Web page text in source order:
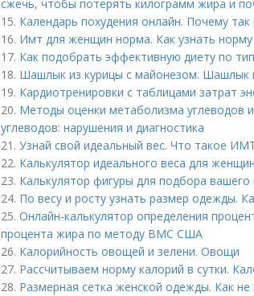
сжечь, чтобы потерять килограмм жира и
15. Календарь похудения онлайн. Почему
16. Имт для женщин норма. Как узнать норму
17. Как подобрать эффективную диету по
18. Шашлык из курицы с майонезом. Шашлык
19. Кардиотренировки с таблицами затрат
20. Методы оценки метаболизма углеводов
углеводов: нарушения и диагностика
21. Узнай свой идеальный вес. Что такое
22. Калькулятор идеального веса для
23. Калькулятор фигуры для подбора
24. По весу и росту узнать размер одежды.
25. Онлайн-калькулятор определения
процента жира по методу ВМС США
26. Калорийность овощей и зелени. Овощи
27. Рассчитываем норму калорий в сутки.
28. Размерная сетка женской одежды. Как не